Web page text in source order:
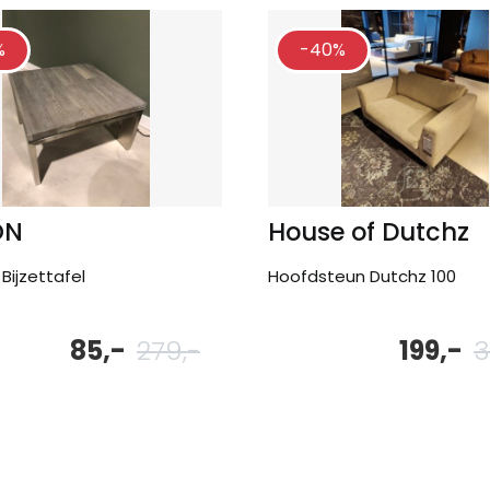
279,-
85,-
-40%
House of Dutchz
Hoofdsteun Dutchz 100
199,-